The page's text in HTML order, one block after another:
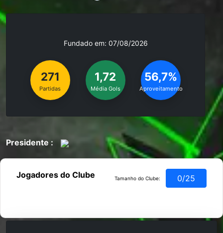
Fundado em: 07/08/2026
271
Partidas
1,72
Média Gols
56,7%
Aproveitamento
Presidente :
Jogadores do Clube Tamanho do Clube: 0/25